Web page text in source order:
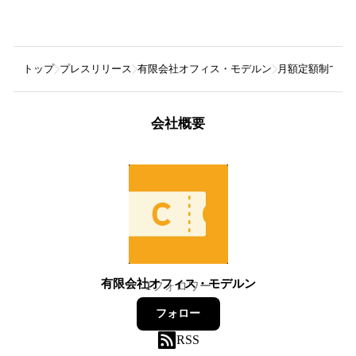
トップ プレスリリース 有限会社オフィス・モデルン 月額定額制でク
会社概要
有限会社オフィス・モデルン
1フォロワー
フォロー
RSS